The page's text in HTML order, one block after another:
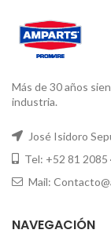
Más de 30 años
industria.
José Isidoro
Tel: +52 81 2085
Mail:
NAVEGACIÓN